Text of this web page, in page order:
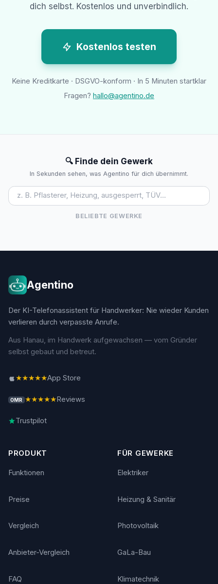
dich selbst. Kostenlos und unverbindlich.
Kostenlos testen
Keine Kreditkarte · DSGVO-konform · In 5 Minuten startklar
Fragen? hallo@agentino.de
🔍 Finde dein Gewerk
In Sekunden sehen, was Agentino für dich übernimmt.
BELIEBTE GEWERKE
Agentino
Der KI-Telefonassistent für Handwerker: Nie wieder Kunden
verlieren durch verpasste Anrufe.
Aus Hanau, im Handwerk aufgewachsen — vom Gründer
selbst gebaut und betreut.
★★★★★App Store
OMR ★★★★★ Reviews
Trustpilot
PRODUKT
Funktionen
Preise
Vergleich
Anbieter-Vergleich
FAQ
FÜR GEWERKE
Elektriker
Heizung & Sanitär
Photovoltaik
GaLa-Bau
Klimatechnik